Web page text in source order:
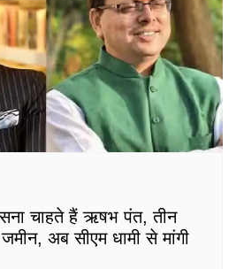
चाहते हैं ऋषभ पंत, तीन
अब सीएम धामी से मांगी